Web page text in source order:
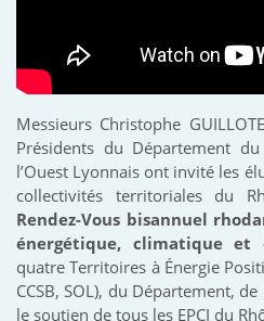
Messieurs Christophe
Présidents du Département
l’Ouest Lyonnais ont invité les
collectivités territoriales du
Rendez-Vous bisannuel
énergétique, climatique et
quatre Territoires à Énergie
CCSB, SOL), du Département,
le soutien de tous les EPCI du